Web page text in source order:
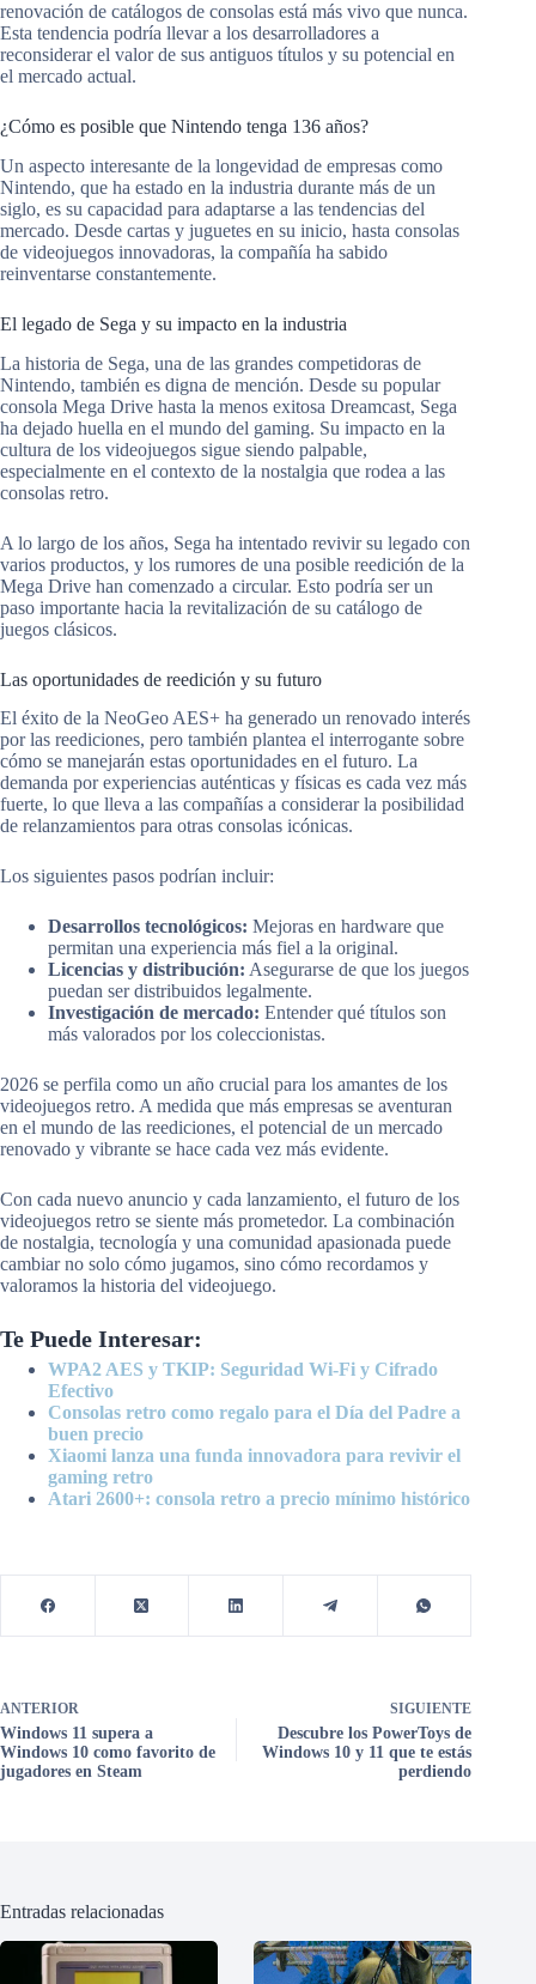
renovación de catálogos de consolas está más vivo que nunca.
Esta tendencia podría llevar a los desarrolladores a
reconsiderar el valor de sus antiguos títulos y su potencial en
el mercado actual.
¿Cómo es posible que Nintendo tenga 136 años?
Un aspecto interesante de la longevidad de empresas como
Nintendo, que ha estado en la industria durante más de un
siglo, es su capacidad para adaptarse a las tendencias del
mercado. Desde cartas y juguetes en su inicio, hasta consolas
de videojuegos innovadoras, la compañía ha sabido
reinventarse constantemente.
El legado de Sega y su impacto en la industria
La historia de Sega, una de las grandes competidoras de
Nintendo, también es digna de mención. Desde su popular
consola Mega Drive hasta la menos exitosa Dreamcast, Sega
ha dejado huella en el mundo del gaming. Su impacto en la
cultura de los videojuegos sigue siendo palpable,
especialmente en el contexto de la nostalgia que rodea a las
consolas retro.
A lo largo de los años, Sega ha intentado revivir su legado con
varios productos, y los rumores de una posible reedición de la
Mega Drive han comenzado a circular. Esto podría ser un
paso importante hacia la revitalización de su catálogo de
juegos clásicos.
Las oportunidades de reedición y su futuro
El éxito de la NeoGeo AES+ ha generado un renovado interés
por las reediciones, pero también plantea el interrogante sobre
cómo se manejarán estas oportunidades en el futuro. La
demanda por experiencias auténticas y físicas es cada vez más
fuerte, lo que lleva a las compañías a considerar la posibilidad
de relanzamientos para otras consolas icónicas.
Los siguientes pasos podrían incluir:
Desarrollos tecnológicos: Mejoras en hardware que
permitan una experiencia más fiel a la original.
Licencias y distribución: Asegurarse de que los juegos
puedan ser distribuidos legalmente.
Investigación de mercado: Entender qué títulos son
más valorados por los coleccionistas.
2026 se perfila como un año crucial para los amantes de los
videojuegos retro. A medida que más empresas se aventuran
en el mundo de las reediciones, el potencial de un mercado
renovado y vibrante se hace cada vez más evidente.
Con cada nuevo anuncio y cada lanzamiento, el futuro de los
videojuegos retro se siente más prometedor. La combinación
de nostalgia, tecnología y una comunidad apasionada puede
cambiar no solo cómo jugamos, sino cómo recordamos y
valoramos la historia del videojuego.
Te Puede Interesar:
WPA2 AES y TKIP: Seguridad Wi-Fi y Cifrado
Efectivo
Consolas retro como regalo para el Día del Padre a
buen precio
Xiaomi lanza una funda innovadora para revivir el
gaming retro
Atari 2600+: consola retro a precio mínimo histórico
ANTERIOR
Windows 11 supera a
Windows 10 como favorito de
jugadores en Steam
SIGUIENTE
Descubre los PowerToys de
Windows 10 y 11 que te estás
perdiendo
Entradas relacionadas